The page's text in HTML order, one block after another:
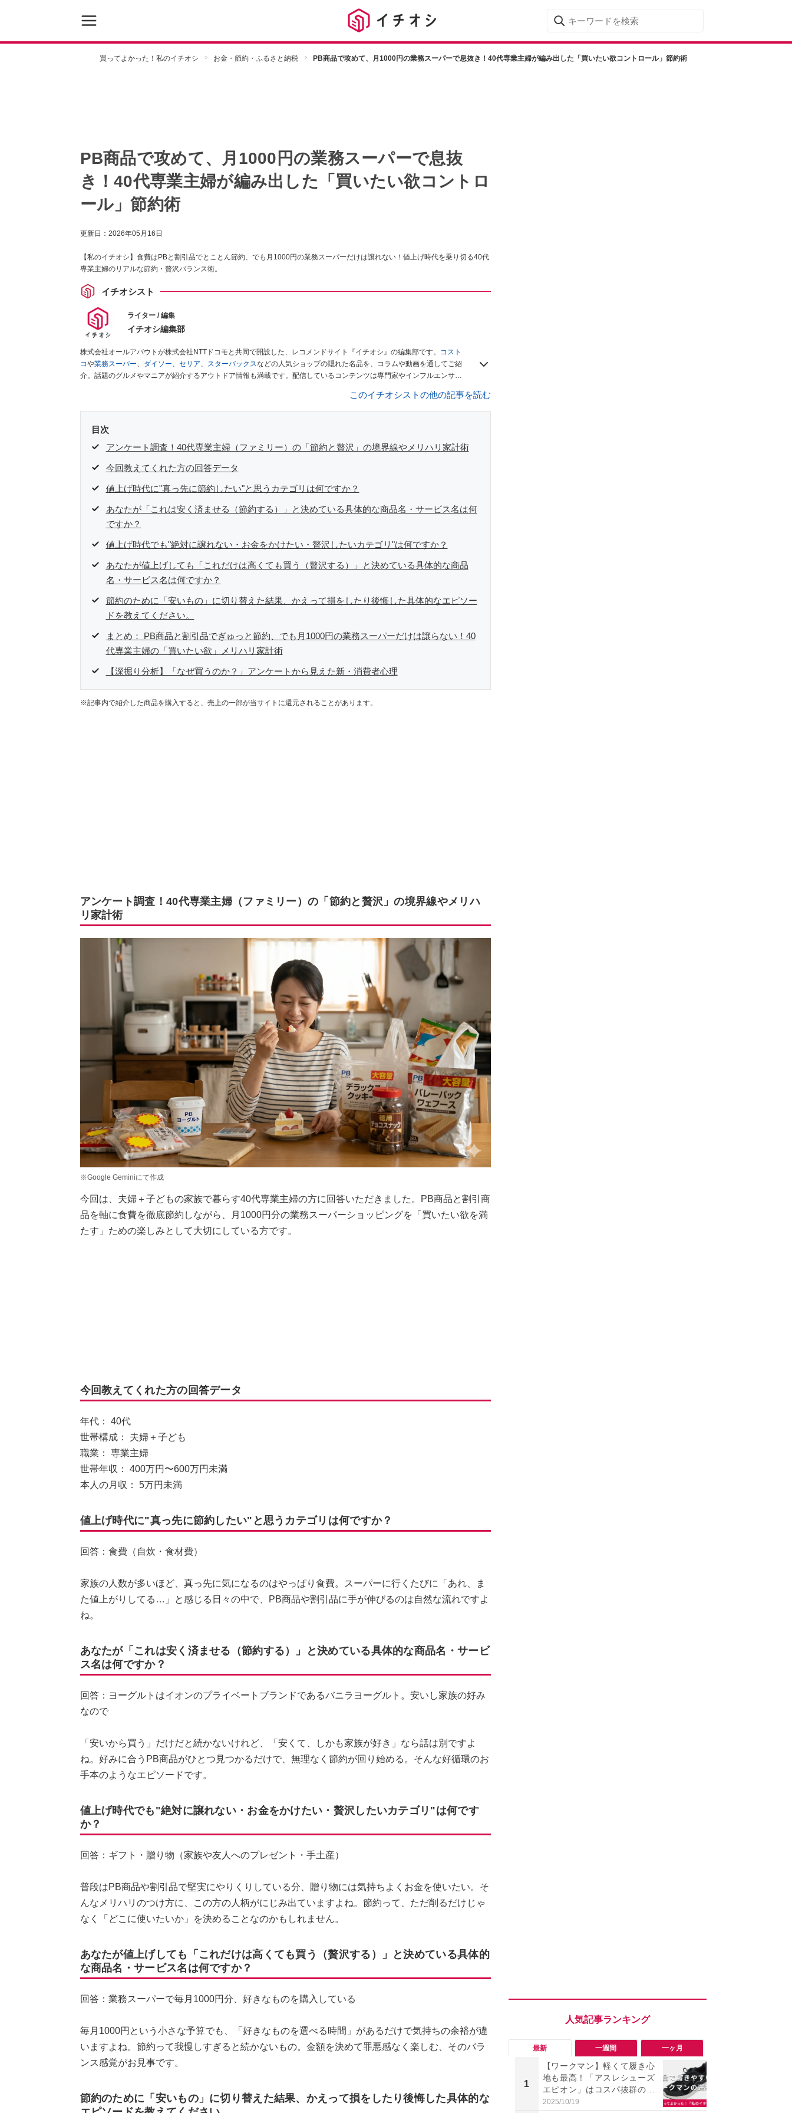
買ってよかった！私のイチオシ お金・節約・ふるさと納税 PB商品で攻めて、月1000円の業務スーパーで息抜き！40代専業主婦が編み出した「買いたい欲コントロール」節約術
PB商品で攻めて、月1000円の業務スーパーで息抜
き！40代専業主婦が編み出した「買いたい欲コントロ
ール」節約術
更新日： 2026年05月16日
【私のイチオシ】食費はPBと割引品でとことん節約、でも月1000円の業務スーパーだけは譲れない！値上げ時代を乗り切る40代
専業主婦のリアルな節約・贅沢バランス術。
イチオシスト
ライター / 編集
イチオシ編集部
株式会社オールアバウトが株式会社NTTドコモと共同で開設した、レコメンドサイト『イチオシ』の編集部です。
コスト
コや業務スーパー、 ダイソー、 セリア、 スターバックスなどの人気ショップの隠れた名品を、コラムや動画を通してご紹
介。話題のグルメやマニアが紹介するアウトドア情報も満載です。配信しているコンテンツは専門家やインフルエンサー
このイチオシストの他の記事を読む
目次
アンケート調査！40代専業主婦（ファミリー）の「節約と贅沢」の境界線やメリハリ家計術
今回教えてくれた方の回答データ
値上げ時代に"真っ先に節約したい"と思うカテゴリは何ですか？
あなたが「これは安く済ませる（節約する）」と決めている具体的な商品名・サービス名は何
ですか？
値上げ時代でも"絶対に譲れない・お金をかけたい・贅沢したいカテゴリ"は何ですか？
あなたが値上げしても「これだけは高くても買う（贅沢する）」と決めている具体的な商品
名・サービス名は何ですか？
節約のために「安いもの」に切り替えた結果、かえって損をしたり後悔した具体的なエピソー
ドを教えてください。
まとめ： PB商品と割引品でぎゅっと節約、でも月1000円の業務スーパーだけは譲らない！40
代専業主婦の「買いたい欲」メリハリ家計術
【深掘り分析】「なぜ買うのか？」アンケートから見えた新・消費者心理
※記事内で紹介した商品を購入すると、売上の一部が当サイトに還元されることがあります。
アンケート調査！40代専業主婦（ファミリー）の「節約と贅沢」の境界線やメリハ
リ家計術
※Google Geminiにて作成
今回は、夫婦＋子どもの家族で暮らす40代専業主婦の方に回答いただきました。PB商品と割引商
品を軸に食費を徹底節約しながら、月1000円分の業務スーパーショッピングを「買いたい欲を満
たす」ための楽しみとして大切にしている方です。
今回教えてくれた方の回答データ
年代： 40代
世帯構成： 夫婦＋子ども
職業： 専業主婦
世帯年収： 400万円〜600万円未満
本人の月収： 5万円未満
値上げ時代に"真っ先に節約したい"と思うカテゴリは何ですか？
回答：食費（自炊・食材費）
家族の人数が多いほど、真っ先に気になるのはやっぱり食費。スーパーに行くたびに「あれ、ま
た値上がりしてる…」と感じる日々の中で、PB商品や割引品に手が伸びるのは自然な流れですよ
ね。
あなたが「これは安く済ませる（節約する）」と決めている具体的な商品名・サービ
ス名は何ですか？
回答：ヨーグルトはイオンのプライベートブランドであるバニラヨーグルト。安いし家族の好み
なので
「安いから買う」だけだと続かないけれど、「安くて、しかも家族が好き」なら話は別ですよ
ね。好みに合うPB商品がひとつ見つかるだけで、無理なく節約が回り始める。そんな好循環のお
手本のようなエピソードです。
値上げ時代でも"絶対に譲れない・お金をかけたい・贅沢したいカテゴリ"は何です
か？
回答：ギフト・贈り物（家族や友人へのプレゼント・手土産）
普段はPB商品や割引品で堅実にやりくりしている分、贈り物には気持ちよくお金を使いたい。そ
んなメリハリのつけ方に、この方の人柄がにじみ出ていますよね。節約って、ただ削るだけじゃ
なく「どこに使いたいか」を決めることなのかもしれません。
あなたが値上げしても「これだけは高くても買う（贅沢する）」と決めている具体的
な商品名・サービス名は何ですか？
回答：業務スーパーで毎月1000円分、好きなものを購入している
毎月1000円という小さな予算でも、「好きなものを選べる時間」があるだけで気持ちの余裕が違
いますよね。節約って我慢しすぎると続かないもの。金額を決めて罪悪感なく楽しむ、そのバラ
ンス感覚がお見事です。
節約のために「安いもの」に切り替えた結果、かえって損をしたり後悔した具体的な
最新 一週間 一ヶ月
1
【ワークマン】軽くて履き心
地も最高！「アスレシューズ
エピオン」はコスパ抜群の運
動靴（40代男性）
2025/10/19